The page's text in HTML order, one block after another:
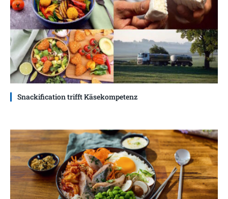
Snackification trifft Käsekompetenz